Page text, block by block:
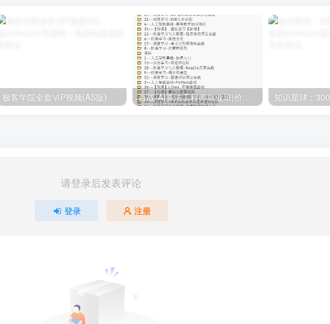
极客学院全套ⅥP视频(AS版) 百战-AI算法工程师就业班|价值18980元|冲击百万年薪|完结无秘
请登录后发表评论
登录 注册